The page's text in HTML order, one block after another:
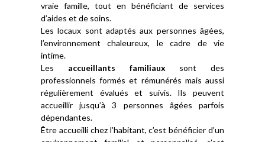
vraie famille, tout en bénéficiant de services
d’aides et de soins.
Les locaux sont adaptés aux personnes âgées,
l’environnement chaleureux, le cadre de vie
intime.
Les accueillants familiaux sont des
professionnels formés et rémunérés mais aussi
régulièrement évalués et suivis. Ils peuvent
accueillir jusqu’à 3 personnes âgées parfois
dépendantes.
Être accueilli chez l’habitant, c’est bénéficier d’un